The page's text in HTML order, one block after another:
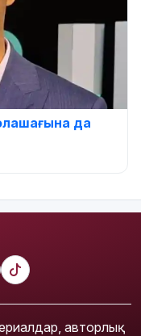
да
авторлық